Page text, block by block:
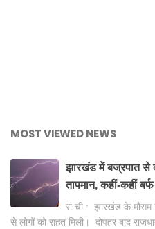
MOST VIEWED NEWS
झारखंड में बज्रपात से
तापमान, कहीं-कहीं बर्फ
रां ची : झारखंड के
से लोगों को राहत मिली। दोपहर बाद